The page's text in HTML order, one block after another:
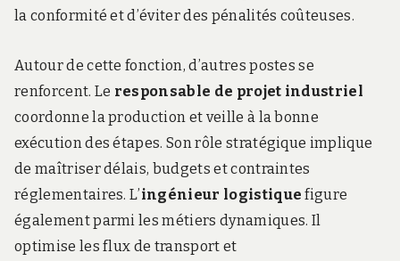
la conformité et d’éviter des pénalités coûteuses.
Autour de cette fonction, d’autres postes se
renforcent. Le responsable de projet industriel
coordonne la production et veille à la bonne
exécution des étapes. Son rôle stratégique implique
de maîtriser délais, budgets et contraintes
réglementaires. L’ingénieur logistique figure
également parmi les métiers dynamiques. Il
optimise les flux de transport et